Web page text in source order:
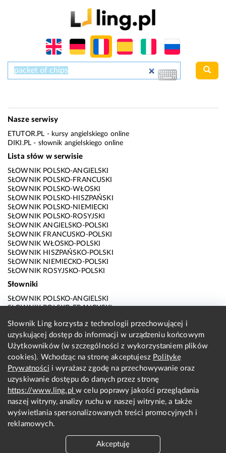
Nasze serwisy
ETUTOR.PL - kursy angielskiego online
DIKI.PL - słownik angielskiego online
Lista słów w serwisie
SŁOWNIK POLSKO-ANGIELSKI
SŁOWNIK POLSKO-FRANCUSKI
SŁOWNIK POLSKO-WŁOSKI
SŁOWNIK POLSKO-HISZPAŃSKI
SŁOWNIK POLSKO-NIEMIECKI
SŁOWNIK POLSKO-ROSYJSKI
SŁOWNIK ANGIELSKO-POLSKI
SŁOWNIK FRANCUSKO-POLSKI
SŁOWNIK WŁOSKO-POLSKI
SŁOWNIK HISZPAŃSKO-POLSKI
SŁOWNIK NIEMIECKO-POLSKI
SŁOWNIK ROSYJSKO-POLSKI
Słowniki
SŁOWNIK POLSKO-ANGIELSKI
SŁOWNIK POLSKO-FRANCUSKI
SŁOWNIK POLSKO-HISZPAŃSKI
SŁOWNIK POLSKO-NIEMIECKI
SŁOWNIK POLSKO-ROSYJSKI
SŁOWNIK ANGIELSKO-POLSKI
SŁOWNIK FRANCUSKO-POLSKI
SŁOWNIK WŁOSKO-POLSKI
SŁOWNIK HISZPAŃSKO-POLSKI
SŁOWNIK NIEMIECKO-POLSKI
SŁOWNIK ROSYJSKO-POLSKI
O nas
KONTAKT Z REDAKCJĄ
Słownik Ling korzysta z technologii przechowującej i
uzyskującej dostęp do informacji w urządzeniu końcowym
Użytkowników (w szczególności z wykorzystaniem plików
cookies). Wchodząc na stronę akceptujesz Politykę
Prywatności i wyrażasz zgodę na przechowywanie oraz
uzyskiwanie dostępu do danych przez stronę
https://www.ling.plw celu poprawy jakości przeglądania
naszej witryny, analizy ruchu w naszej witrynie, a także
wyświetlania spersonalizowanych treści promocyjnych i
reklamowych.
Akceptuję